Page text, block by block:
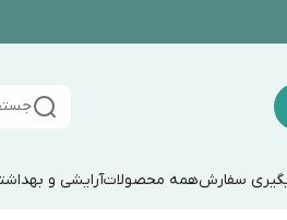
سفارشهمه محصولاتآرایشی و